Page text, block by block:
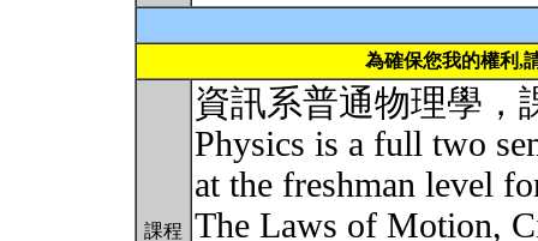
為確保您我的權利,
課程
資訊系普通物理學，
Physics is a full two
at the freshman level
The Laws of Motion,